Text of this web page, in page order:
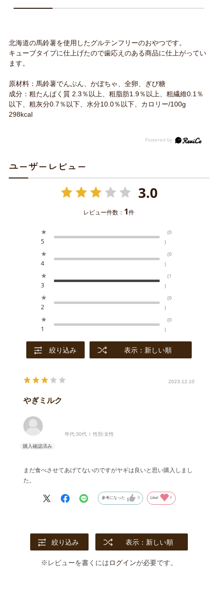
北海道の馬鈴薯を使用したグルテンフリーのおやつです。
キューブタイプに仕上げたので歯応えのある商品に仕上がってい
ます。
原材料：馬鈴薯でんぷん、かぼちゃ、全卵、ぎび糖
成分：粗たんぱく質 2.3％以上、粗脂肪1.9％以上、粗繊維0.1％
以下、粗灰分0.7％以下、水分10.0％以下、カロリー/100g
298kcal
ユーザーレビュー
3.0
レビュー件数： 1件
★
5
(0
)
★
4
(0
)
★
3
(1
)
★
2
(0
)
★
1
(0
)
絞り込み 表示：新しい順
2023.12.10
やぎミルク
年代:30代 性別:女性
まだ食べさせてあげてないのですがヤギは良いと思い購入しまし
た。
参考になった 0 Like! 0
絞り込み 表示：新しい順
※レビューを書くにはログインが必要です。